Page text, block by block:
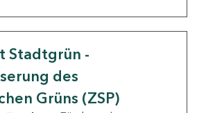
Stadtgrün -
des
Grüns (ZSP)